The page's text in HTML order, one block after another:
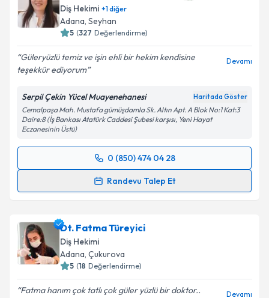
E-posta Adresiniz
Kişisel verilerimin işlenmesine ilişkin
kapsamda işlenmesini kabul ediyorum.
Diş Hekimi +1diğer
Adana, Seyhan
5 (327 Değerlendirme)
Güleryüzlü temiz ve işin ehli bir hekim kendisine
teşekkür ediyorum
Devamı
Serpil Çekin Yücel Muayenehanesi Haritada Göster
Cemalpaşa Mah. Mustafa gümüşdamla Sk. Altın Apt. A Blok No:1 Kat:3
Daire:8 (İş Bankası Atatürk Caddesi Şubesi karşısı, Yeni Hayat
Eczanesinin Üstü)
0 (850) 474 04 28
Randevu Talep Et
Randevu Takvimi Talebi
için bir takvim hazırlandığında e-posta ile
bilgilendireceğiz.
E-posta Adresiniz
Dt. Fatma Türeyici
Diş Hekimi
Adana, Çukurova
5 (18 Değerlendirme)
Fatma hanım çok tatlı çok güler yüzlü bir doktor..
Devamı